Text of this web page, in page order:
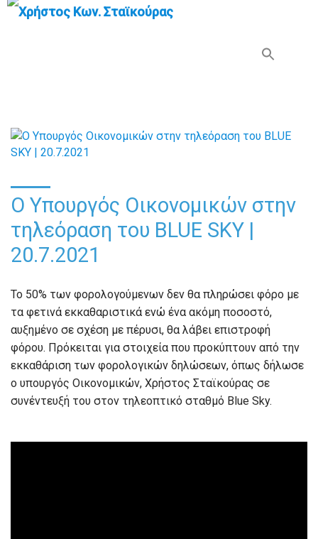
Ο Υπουργός Οικονομικών στην
τηλεόραση του BLUE SKY |
20.7.2021
To 50% των φορολογούμενων δεν θα πληρώσει φόρο με
τα φετινά εκκαθαριστικά ενώ ένα ακόμη ποσοστό,
αυξημένο σε σχέση με πέρυσι, θα λάβει επιστροφή
φόρου. Πρόκειται για στοιχεία που προκύπτουν από την
εκκαθάριση των φορολογικών δηλώσεων, όπως δήλωσε
ο υπουργός Οικονομικών, Χρήστος Σταϊκούρας σε
συνέντευξή του στον τηλεοπτικό σταθμό Blue Sky.